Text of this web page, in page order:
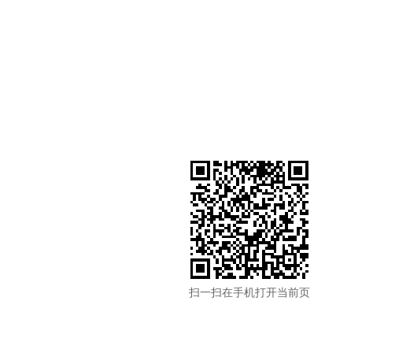
扫一扫在手机打开当前页